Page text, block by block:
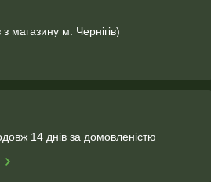
магазину м. Чернігів)
14 днів за домовленістю